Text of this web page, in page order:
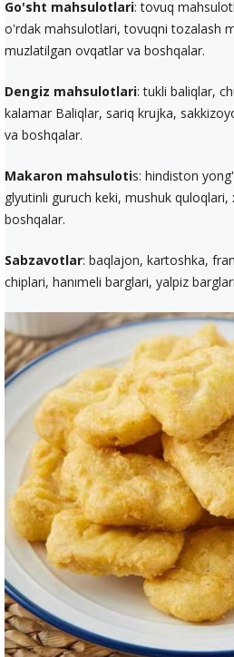
Go'sht mahsulotlari: tovuq
o'rdak mahsulotlari, tovuqni tozalash
muzlatilgan ovqatlar va boshqalar.
Dengiz mahsulotlari: tukli baliqlar,
kalamar Baliqlar, sariq krujka,
va boshqalar.
Makaron mahsulotis: hindiston
glyutinli guruch keki, mushuk
boshqalar.
Sabzavotlar: baqlajon, kartoshka,
chiplari, hanımeli barglari, yalpiz